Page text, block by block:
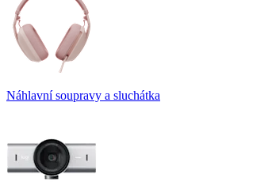
Náhlavní soupravy a sluchátka